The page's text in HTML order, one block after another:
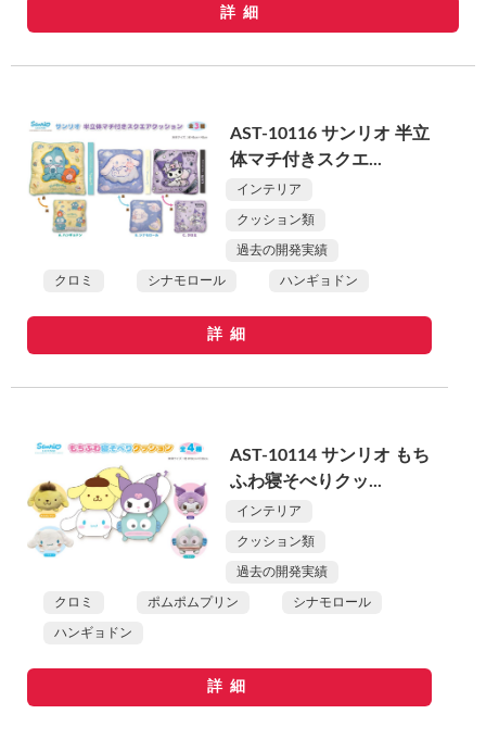
詳細
AST-10116 サンリオ 半立
体マチ付きスクエ...
インテリア
クッション類
過去の開発実績
クロミ シナモロール ハンギョドン
詳細
AST-10114 サンリオ もち
ふわ寝そべりクッ...
インテリア
クッション類
過去の開発実績
クロミ ポムポムプリン シナモロール
ハンギョドン
詳細